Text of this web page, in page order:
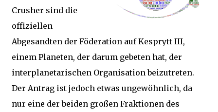
Crusher sind die
offiziellen
Abgesandten der Föderation auf Kesprytt III,
einem Planeten, der darum gebeten hat, der
interplanetarischen Organisation beizutreten.
Der Antrag ist jedoch etwas ungewöhnlich, da
nur eine der beiden großen Fraktionen des